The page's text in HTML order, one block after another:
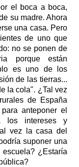
el boca a boca,
su madre. Ahora
una casa. Pero
de uno que
no se ponen de
porque están
es uno de los
de las tierras...
la cola". ¿Tal vez
de España
anteponer el
los intereses y
vez la casa del
suponer una
¿Estaría